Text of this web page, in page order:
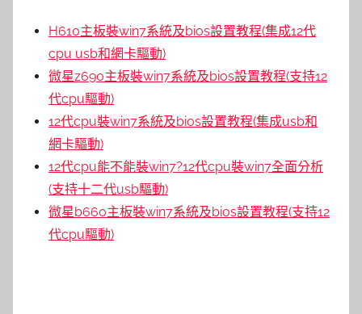
H610主板裝win7系統及bios設置教程(集成12代
cpu usb和網卡驅動)
微星z690主板裝win7系統及bios設置教程(支持12
代cpu驅動)
12代cpu裝win7系統及bios設置教程(集成usb和
網卡驅動)
12代cpu能不能裝win7?12代cpu裝win7全面分析
(支持十二代usb驅動)
微星b660主板裝win7系統及bios設置教程(支持12
代cpu驅動)